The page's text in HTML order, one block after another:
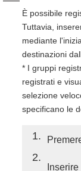
È possibile
Tuttavia,
mediante
destinazioni
* I gruppi
registrati e
selezione
specificano le
1
2